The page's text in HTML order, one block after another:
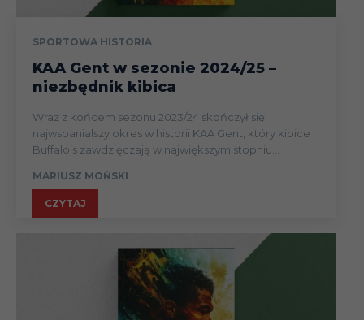
SPORTOWA HISTORIA
KAA Gent w sezonie 2024/25 –
niezbędnik kibica
Wraz z końcem sezonu 2023/24 skończył się
najwspanialszy okres w historii KAA Gent, który kibice
Buffalo’s zawdzięczają w największym stopniu...
MARIUSZ MOŃSKI
CZYTAJ